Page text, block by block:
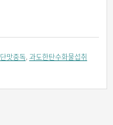
단맛중독, 과도한탄수화물섭취